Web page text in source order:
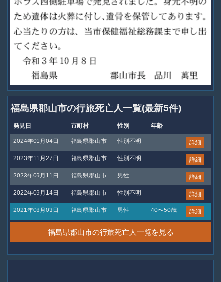
福島県郡山市の行旅死亡人一覧(最新5件)
発見日 市町村 性別 年齢
2024年01月04日 福島県郡山市 性別不明 詳細
2023年11月27日 福島県郡山市 性別不明 詳細
2023年09月11日 福島県郡山市 男性 詳細
2022年09月14日 福島県郡山市 性別不明 詳細
2021年08月03日 福島県郡山市 男性 40〜50歳 詳細
福島県郡山市の行旅死亡人一覧を見る